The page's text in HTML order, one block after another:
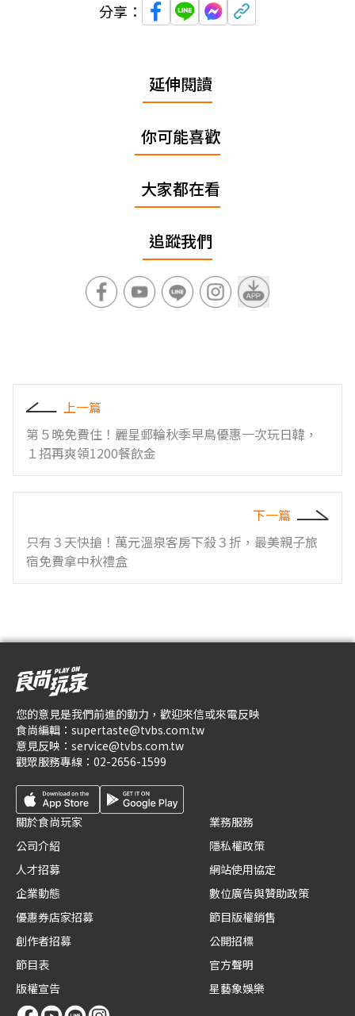
分享：
延伸閱讀
你可能喜歡
大家都在看
追蹤我們
上一篇
第５晚免費住！麗星郵輪秋季早鳥優惠一次玩日韓，
１招再爽領1200餐飲金
下一篇
只有３天快搶！萬元溫泉客房下殺３折，最美親子旅
宿免費拿中秋禮盒
您的意見是我們前進的動力，歡迎來信或來電反映
食尚編輯： supertaste@tvbs.com.tw
意見反映： service@tvbs.com.tw
觀眾服務專線： 02-2656-1599
關於食尚玩家
公司介紹
人才招募
企業動態
優惠券店家招募
創作者招募
節目表
版權宣告
業務服務
隱私權政策
網站使用協定
數位廣告與贊助政策
節目版權銷售
公開招標
官方聲明
星藝象娛樂